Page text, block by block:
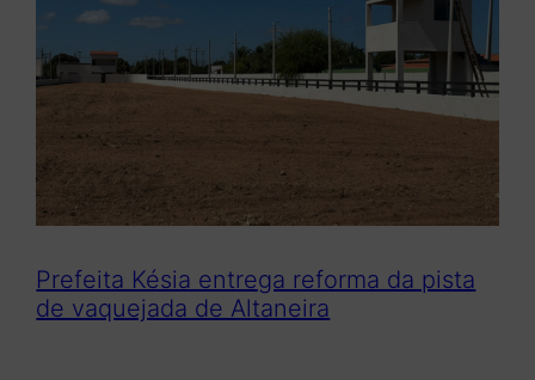
Prefeita Késia entrega reforma da pista
de vaquejada de Altaneira